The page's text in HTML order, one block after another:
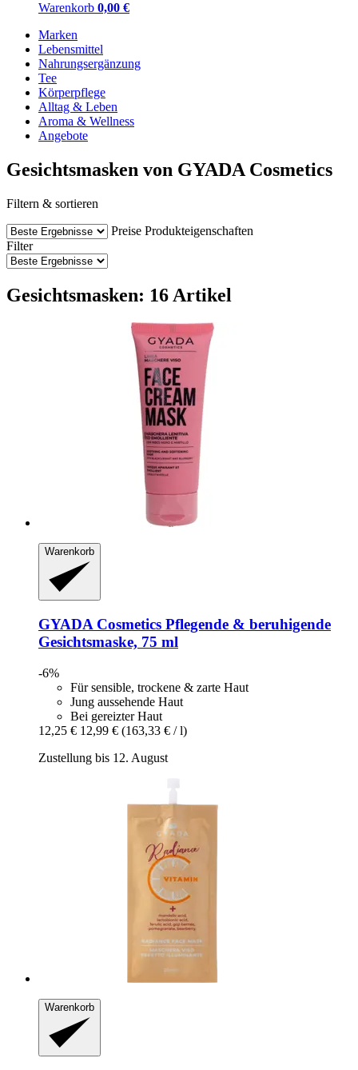
Warenkorb 0,00 €
Marken
Lebensmittel
Nahrungsergänzung
Tee
Körperpflege
Alltag & Leben
Aroma & Wellness
Angebote
Gesichtsmasken von GYADA Cosmetics
Filtern & sortieren
Preise Produkteigenschaften
Filter
Gesichtsmasken: 16 Artikel
Warenkorb
GYADA Cosmetics Pflegende & beruhigende
Gesichtsmaske, 75 ml
-6%
Für sensible, trockene & zarte Haut
Jung aussehende Haut
Bei gereizter Haut
12,25 € 12,99 € (163,33 € / l)
Zustellung bis 12. August
Warenkorb